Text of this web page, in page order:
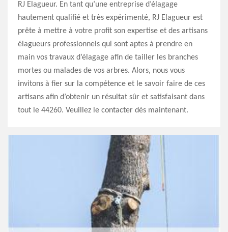
RJ Elagueur. En tant qu’une entreprise d’élagage
hautement qualifié et très expérimenté, RJ Elagueur est
prête à mettre à votre profit son expertise et des artisans
élagueurs professionnels qui sont aptes à prendre en
main vos travaux d’élagage afin de tailler les branches
mortes ou malades de vos arbres. Alors, nous vous
invitons à fier sur la compétence et le savoir faire de ces
artisans afin d’obtenir un résultat sûr et satisfaisant dans
tout le 44260. Veuillez le contacter dès maintenant.